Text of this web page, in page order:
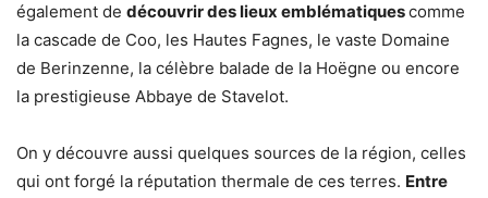
également de découvrir des lieux emblématiquescomme
la cascade de Coo, les Hautes Fagnes, le vaste Domaine
de Berinzenne, la célèbre balade de la Hoëgne ou encore
la prestigieuse Abbaye de Stavelot.
On y découvre aussi quelques sources de la région, celles
qui ont forgé la réputation thermale de ces terres. Entre